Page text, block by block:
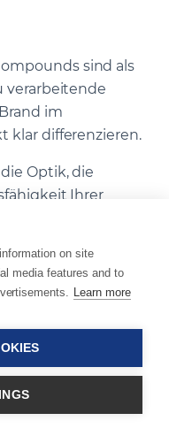
sind als
verarbeitende
im
klar differenzieren.
Optik, die
Ihrer
und Funktions-
dass sich sowohl
sowie von
mit
darauf
on site
media features and to
Learn more